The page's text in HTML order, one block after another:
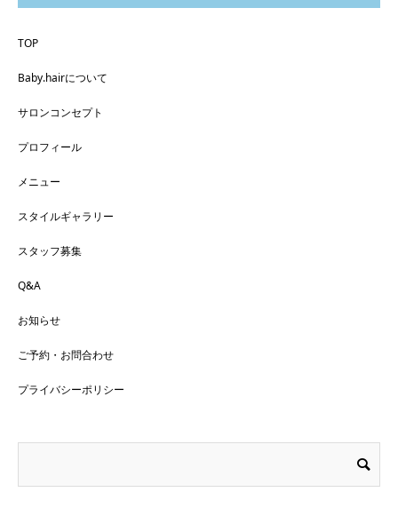
TOP
Baby.hairについて
サロンコンセプト
プロフィール
メニュー
スタイルギャラリー
スタッフ募集
Q&A
お知らせ
ご予約・お問合わせ
プライバシーポリシー